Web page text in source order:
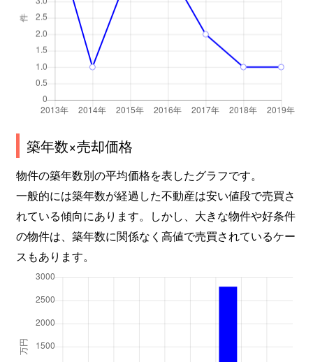
築年数×売却価格
物件の築年数別の平均価格を表したグラフです。
一般的には築年数が経過した不動産は安い値段で売買さ
れている傾向にあります。しかし、大きな物件や好条件
の物件は、築年数に関係なく高値で売買されているケー
スもあります。